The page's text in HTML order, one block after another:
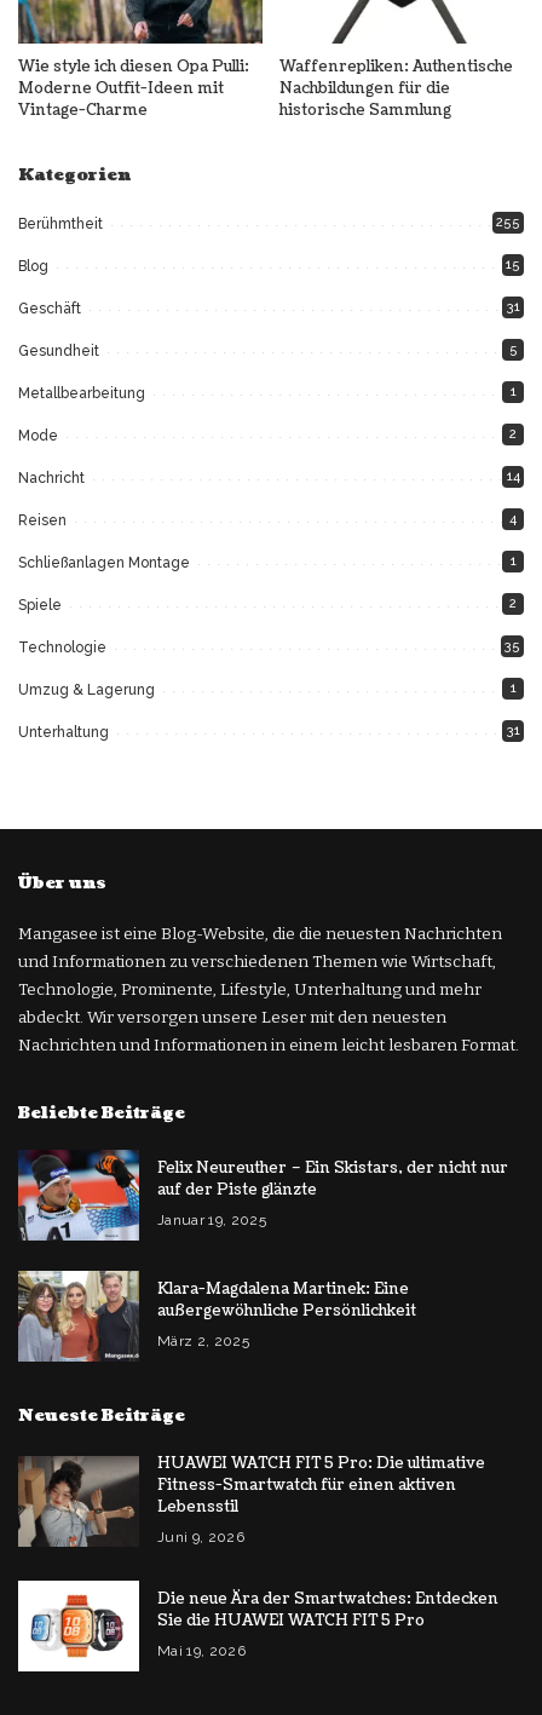
Wie style ich diesen Opa Pulli:
Moderne Outfit-Ideen mit
Vintage-Charme
Waffenrepliken: Authentische
Nachbildungen für die
historische Sammlung
Kategorien
Berühmtheit 255
Blog 15
Geschäft 31
Gesundheit 5
Metallbearbeitung 1
Mode 2
Nachricht 14
Reisen 4
Schließanlagen Montage 1
Spiele 2
Technologie 35
Umzug & Lagerung 1
Unterhaltung 31
Über uns
Mangasee ist eine Blog-Website, die die neuesten Nachrichten
und Informationen zu verschiedenen Themen wie Wirtschaft,
Technologie, Prominente, Lifestyle, Unterhaltung und mehr
abdeckt. Wir versorgen unsere Leser mit den neuesten
Nachrichten und Informationen in einem leicht lesbaren Format.
Beliebte Beiträge
Felix Neureuther – Ein Skistars, der nicht nur
auf der Piste glänzte
Januar 19, 2025
Klara-Magdalena Martinek: Eine
außergewöhnliche Persönlichkeit
März 2, 2025
Neueste Beiträge
HUAWEI WATCH FIT 5 Pro: Die ultimative
Fitness-Smartwatch für einen aktiven
Lebensstil
Juni 9, 2026
Die neue Ära der Smartwatches: Entdecken
Sie die HUAWEI WATCH FIT 5 Pro
Mai 19, 2026